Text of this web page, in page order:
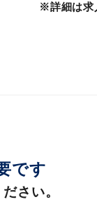
※詳細は求
です
さい。